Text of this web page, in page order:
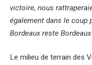
victoire, nous
également dans le coup
Bordeaux reste Bordeaux
Le milieu de terrain des